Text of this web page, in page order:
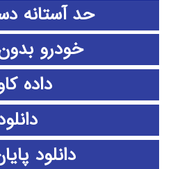
حد آستانه
خودرو
داده
دانلود